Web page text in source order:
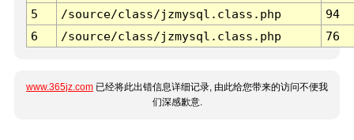
5
/source/class/jzmysql.class.php
94
6
/source/class/jzmysql.class.php 76
www.365jz.com 已经将此出错信息详细记录, 由此给您带来的访问不便我
们深感歉意.